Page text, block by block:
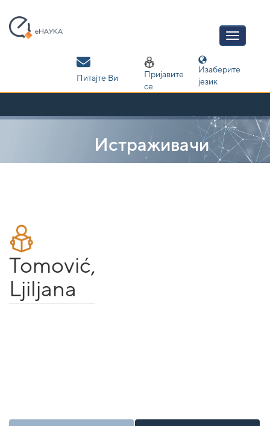
navigation
Питајте Ви
Пријавите
се
Изаберите
језик
Истраживачи
Tomović,
Ljiljana